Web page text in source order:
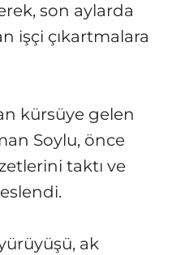
son aylarda
işçi çıkartmalara
kürsüye gelen
Soylu, önce
taktı ve
ak